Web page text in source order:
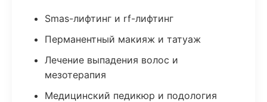
Smas-лифтинг и rf-лифтинг
Перманентный макияж и татуаж
Лечение выпадения волос и
мезотерапия
Медицинский педикюр и подология